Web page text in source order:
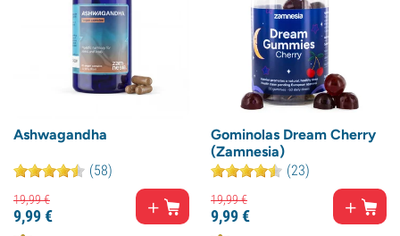
Ashwagandha
(58)
19,99€
9,99€
Gominolas Dream Cherry
(Zamnesia)
(23)
19,99€
9,99€